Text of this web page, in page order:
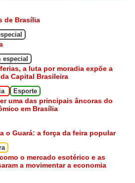
de Brasília
especial
a luta por moradia expõe a
Capital Brasileira
Esporte
uma das principais âncoras do
em Brasília
o Guará: a força da feira popular
o mercado esotérico e as
a movimentar a economia